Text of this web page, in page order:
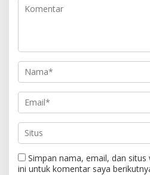
Simpan nama, email, dan
ini untuk komentar saya